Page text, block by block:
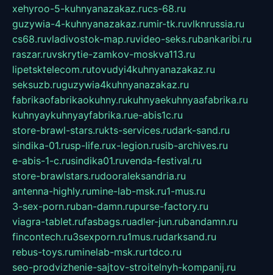
xehyroo-5-kuhnyanazakaz.rucs-68.ru
guzywia-4-kuhnyanazakaz.rumir-tk.ruvlknrussia.ru
cs68.ruvladivostok-map.ruvideo-seks.rubankaribi.ru
raszar.ruvskrytie-zamkov-moskva113.ru
lipetsktelecom.rutovudyi4kuhnyanazakaz.ru
seksuzb.ruguzywia4kuhnyanazakaz.ru
fabrikaofabrikaokuhny.rukuhnyaekuhnyaafabrika.ru
kuhnyaykuhnyayfabrika.rue-abis1c.ru
store-brawl-stars.rukts-services.rudark-sand.ru
sindika-01.rusp-life.rux-legion.rusib-archives.ru
e-abis-1-c.rusindika01.ruvenda-festival.ru
store-brawlstars.rudooraleksandria.ru
antenna-highly.rumine-lab-msk.ru1-mus.ru
3-sex-porn.ruban-damn.rupurse-factory.ru
viagra-tablet.rufasbags.ruadler-jun.rubandamn.ru
fincontech.ru3sexporn.ru1mus.rudarksand.ru
rebus-toys.ruminelab-msk.rurtdco.ru
seo-prodvizhenie-sajtov-stroitelnyh-kompanij.ru